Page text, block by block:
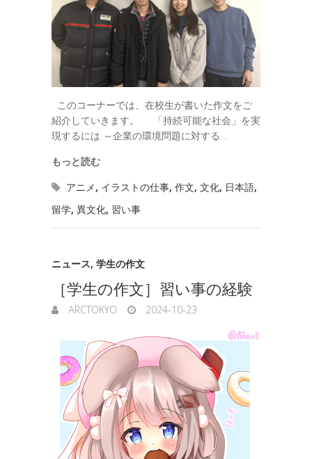
このコーナーでは、在校生が書いた作文をご
紹介していきます。 「持続可能な社会」を実
現するには ～企業の環境問題に対する…
もっと読む
アニメ, イラストの仕事, 作文, 文化, 日本語,
留学, 異文化, 習い事
ニュース, 学生の作文
［学生の作文］習い事の経験
ARCTOKYO 2024-10-23